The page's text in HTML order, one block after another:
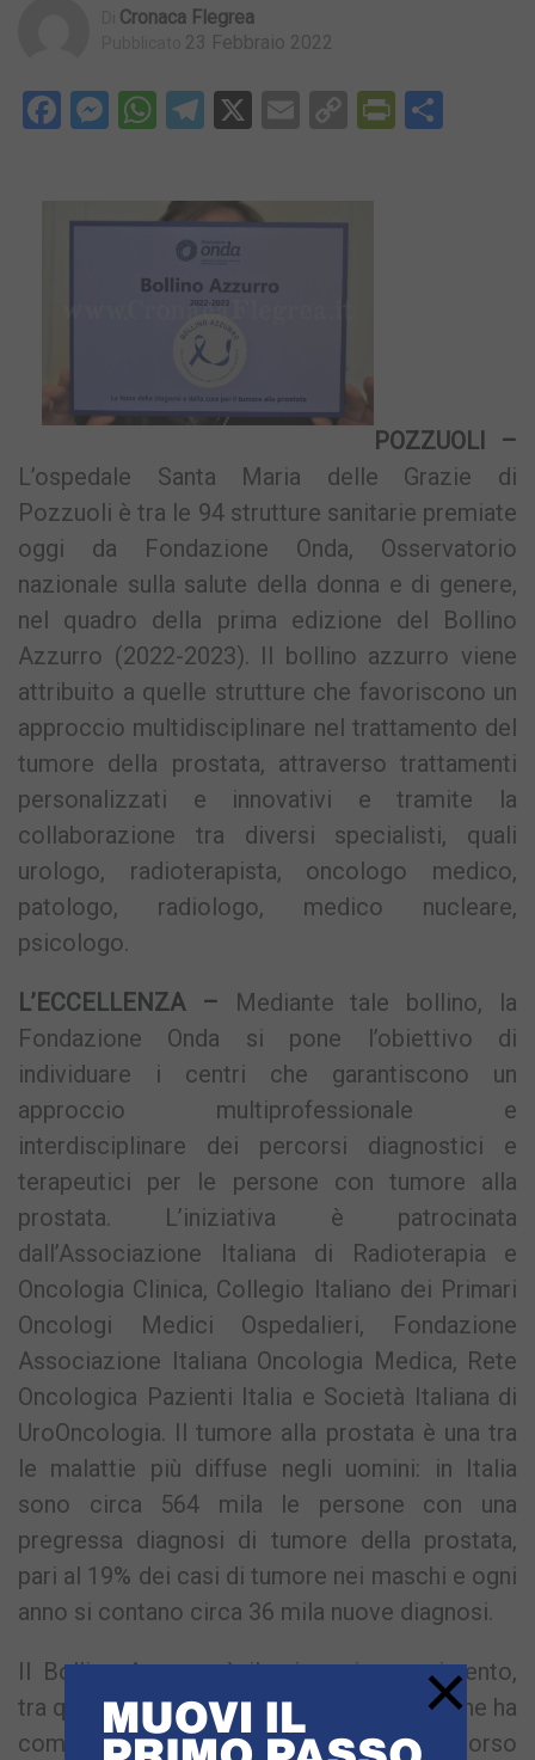
Cronaca Flegrea
23 Febbraio 2022
Facebook
Messenger
WhatsApp
Telegram
X EmailCopy
POZZUOLI –
L’ospedale Santa Maria delle Grazie di
Pozzuoli è tra le 94 strutture sanitarie premiate
oggi da Fondazione Onda, Osservatorio
nazionale sulla salute della donna e di genere,
nel quadro della prima edizione del Bollino
Azzurro (2022-2023). Il bollino azzurro viene
attribuito a quelle strutture che favoriscono un
approccio multidisciplinare nel trattamento del
tumore della prostata, attraverso trattamenti
personalizzati e innovativi e tramite la
collaborazione tra diversi specialisti, quali
urologo, radioterapista, oncologo medico,
patologo, radiologo, medico nucleare,
psicologo.
L’ECCELLENZA – Mediante tale bollino, la
Fondazione Onda si pone l’obiettivo di
individuare i centri che garantiscono un
approccio multiprofessionale e
interdisciplinare dei percorsi diagnostici e
terapeutici per le persone con tumore alla
prostata. L’iniziativa è patrocinata
dall’Associazione Italiana di Radioterapia e
Oncologia Clinica, Collegio Italiano dei Primari
Oncologi Medici Ospedalieri, Fondazione
Associazione Italiana Oncologia Medica, Rete
Oncologica Pazienti Italia e Società Italiana di
UroOncologia. Il tumore alla prostata è una tra
le malattie più diffuse negli uomini: in Italia
sono circa 564 mila le persone con una
pregressa diagnosi di tumore della prostata,
pari al 19% dei casi di tumore nei maschi e ogni
anno si contano circa 36 mila nuove diagnosi.
Il Bollino Azzurro è il primo riconoscimento,
tra quelli promossi da Fondazione Onda, che ha
come oggetto la salute dell’uomo. Lo scorso
×